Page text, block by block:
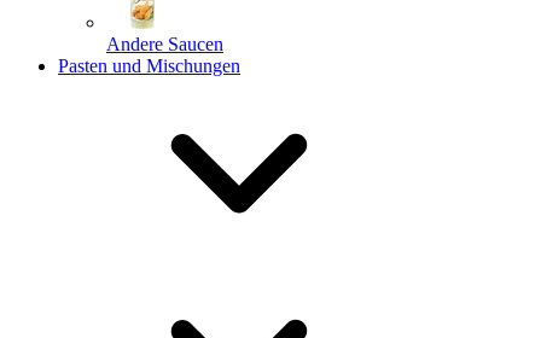
Andere Saucen
Pasten und Mischungen